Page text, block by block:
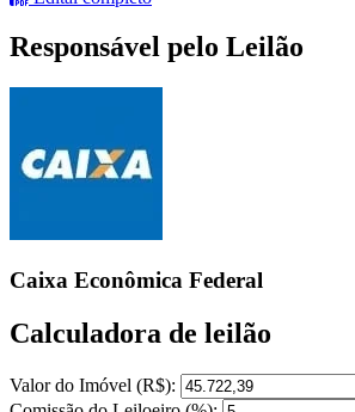
Responsável pelo Leilão
Caixa Econômica Federal
Calculadora de leilão
Valor do Imóvel (R$):